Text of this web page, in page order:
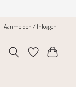
Aanmelden / Inloggen